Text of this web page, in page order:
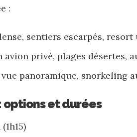
:
sentiers escarpés, resort
avion privé, plages désertes,
vue panoramique, snorkeling
et durées